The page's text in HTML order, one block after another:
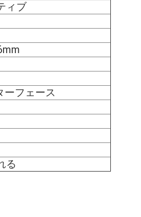
ィブ
ーフェース
る